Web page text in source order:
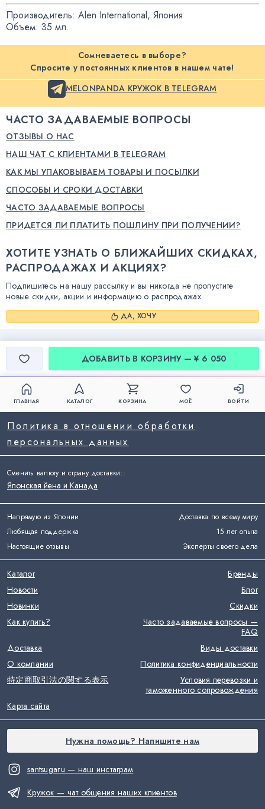
Производитель: Alen International, Япония
Объем: 35 мл.
Сомневаетесь в выборе?
Спросите у постоянных клиентов в нашем чате!
MELONPANDA КРУЖОК В TELEGRAM
ЧАСТО ЗАДАВАЕМЫЕ ВОПРОСЫ
ОТЗЫВЫ О НАС
НАШ ЧАТ С КЛИЕНТАМИ В TELEGRAM
КАК МЫ УПАКОВЫВАЕМ ТОВАРЫ И ПОСЫЛКИ
СПОСОБЫ И СРОКИ ДОСТАВКИ
ЧАСТО ЗАДАВАЕМЫЕ ВОПРОСЫ
ПРИДЕТСЯ ЛИ ПЛАТИТЬ ПОШЛИНУ ПРИ ПОЛУЧЕНИИ?
ХОТИТЕ УЗНАТЬ О БЛИЖАЙШИХ СКИДКАХ,
РАСПРОДАЖАХ И АКЦИЯХ?
Подпишитесь на нашу рассылку и вы никогда не пропустите
новые скидки, акции и информацию о распродажах.
ДА, ХОЧУ
ДОБАВИТЬ В КОРЗИНУ — ¥ 6 050
ГЛАВНАЯ КАТАЛОГ КОРЗИНА МОЁ ВОЙТИ
Напрямую из Японии
Доставка по всему миру
Любящая поддержка
15 лет опыта
Настоящие отзывы
Эксперты своего дела
santsugaru — наш инстаграм
Кружок — чат общения наших клиентов
Политика в отношении обработки
персональных данных
Каталог
Бренды
Новости
Блог
Новинки
Скидки
Как купить?
Часто задаваемые вопросы —
FAQ
Доставка
Виды доставки
О компании
Политика конфиденциальности
特定商取引法の関する表示
Условия перевозки и
таможенного сопровождения
Карта сайта
Сменить валюту и страну доставки::
Японская йена и Канада
Нужна помощь? Напишите нам